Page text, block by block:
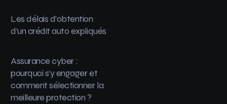
Les délais d’obtention
d’un crédit auto expliqués
Assurance cyber :
pourquoi s’y engager et
comment sélectionner la
meilleure protection ?